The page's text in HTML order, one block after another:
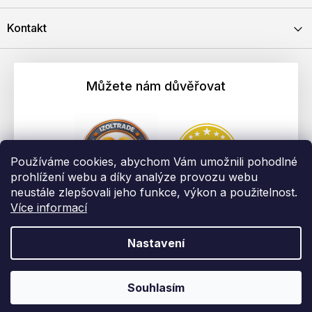
Používáme cookies, abychom Vám umožnili pohodlné
prohlížení webu a díky analýze provozu webu
neustále zlepšovali jeho funkce, výkon a použitelnost.
Více informací
Nastavení
Souhlasím
Kontakt
Můžete nám důvěřovat
Vytvořil Shoptet
vyhrazena.